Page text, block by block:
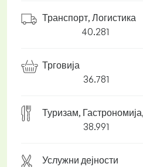
Транспорт, Логистика
40.281
Трговија
36.781
Туризам,
38.991
Услужни дејности